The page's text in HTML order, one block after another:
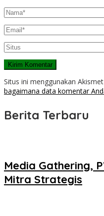
Situs ini menggunakan
bagaimana data komentar
Berita Terbaru
Media Gathering,
Mitra Strategis